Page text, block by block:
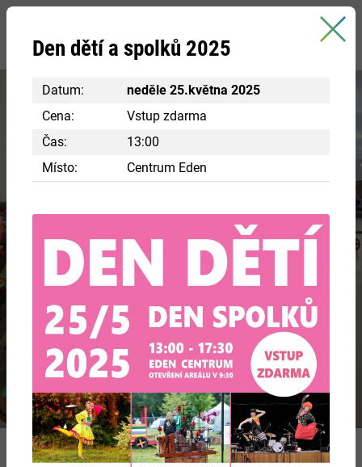
oficiální stránky města
RÁJ INSPIRACE A POZNÁNÍ
Chcete si vyzkoušet různá řemesla ve starobylých
chaloupkách? Nakouknout do panského bydlení?
VÍCE INFORMACÍ
Previous
Den dětí a spolků 2025
Datum:
neděle 25.května 2025
Cena:
Vstup zdarma
Čas:
13:00
Místo:
Centrum Eden